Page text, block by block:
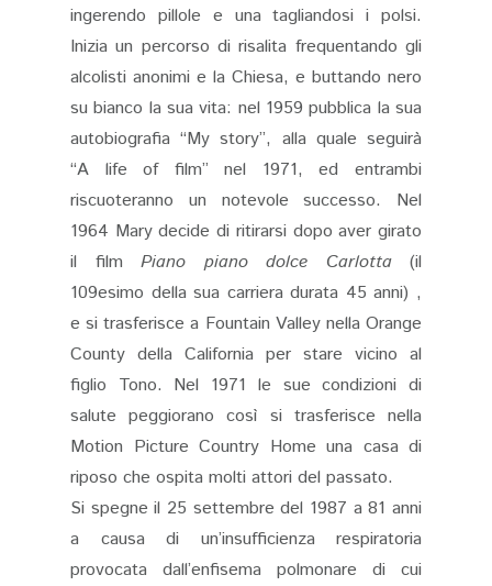
ingerendo pillole e una tagliandosi i polsi.
Inizia un percorso di risalita frequentando gli
alcolisti anonimi e la Chiesa, e buttando nero
su bianco la sua vita: nel 1959 pubblica la sua
autobiografia “My story”, alla quale seguirà
“A life of film” nel 1971, ed entrambi
riscuoteranno un notevole successo. Nel
1964 Mary decide di ritirarsi dopo aver girato
il film Piano piano dolce Carlotta(il
109esimo della sua carriera durata 45 anni) ,
e si trasferisce a Fountain Valley nella Orange
County della California per stare vicino al
figlio Tono. Nel 1971 le sue condizioni di
salute peggiorano così si trasferisce nella
Motion Picture Country Home una casa di
riposo che ospita molti attori del passato.
Si spegne il 25 settembre del 1987 a 81 anni
a causa di un’insufficienza respiratoria
provocata dall’enfisema polmonare di cui